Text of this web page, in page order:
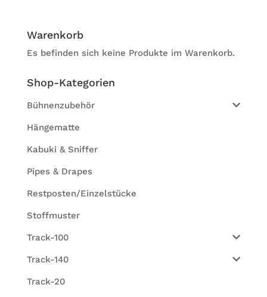
Waren­korb
Es befinden sich keine Produkte im Warenkorb.
Shop-Kate­go­rien
Bühnenzubehör
Hängematte
Kabuki & Sniffer
Pipes & Drapes
Restposten/Einzelstücke
Stoffmuster
Track-100
Track-140
Track-20